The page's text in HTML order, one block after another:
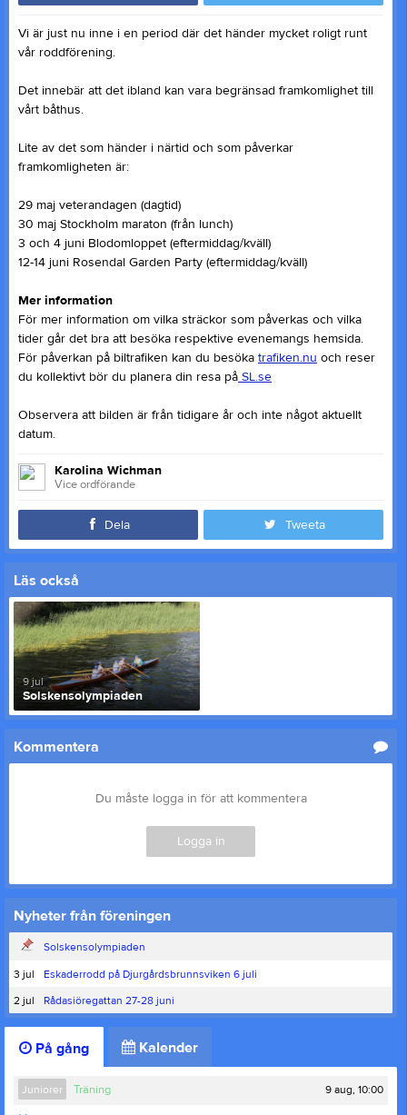
Vi är just nu inne i en period där det händer mycket roligt runt
vår roddförening.
Det innebär att det ibland kan vara begränsad framkomlighet till
vårt båthus.
Lite av det som händer i närtid och som påverkar
framkomligheten är:
29 maj veterandagen (dagtid)
30 maj Stockholm maraton (från lunch)
3 och 4 juni Blodomloppet (eftermiddag/kväll)
12-14 juni Rosendal Garden Party (eftermiddag/kväll)
Mer information
För mer information om vilka sträckor som påverkas och vilka
tider går det bra att besöka respektive evenemangs hemsida.
För påverkan på biltrafiken kan du besöka trafiken.nu och reser
du kollektivt bör du planera din resa på SL.se
Observera att bilden är från tidigare år och inte något aktuellt
datum.
Karolina Wichman
Vice ordförande
Dela Tweeta
Läs också
9 jul
Solskensolympiaden
Kommentera
Du måste logga in för att kommentera
Logga in
Nyheter från föreningen
Solskensolympiaden
3 jul
Eskaderrodd på Djurgårdsbrunnsviken 6 juli
2 jul
Rådasiöregattan 27-28 juni
På gång Kalender
Juniorer Träning 9 aug, 10:00